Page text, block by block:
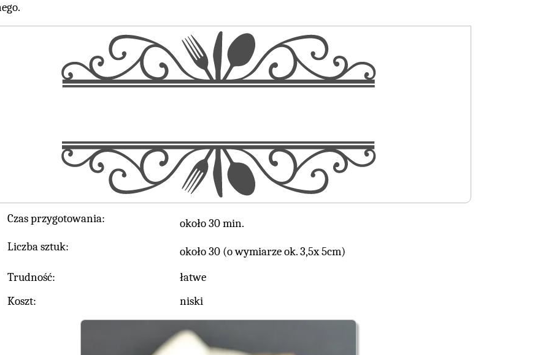
Czas przygotowania:
około 30 min.
Liczba sztuk:
około 30 (o wymiarze ok. 3,5x 5cm)
Trudność:
łatwe
Koszt:
niski